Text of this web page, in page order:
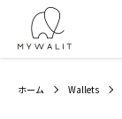
ホーム Wallets